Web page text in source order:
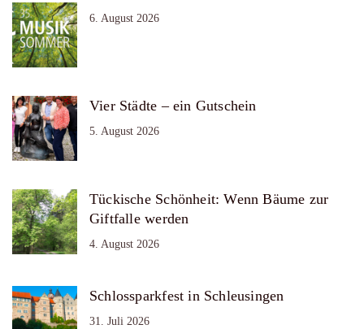
6. August 2026
Vier Städte – ein Gutschein
5. August 2026
Tückische Schönheit: Wenn Bäume zur
Giftfalle werden
4. August 2026
Schlossparkfest in Schleusingen
31. Juli 2026